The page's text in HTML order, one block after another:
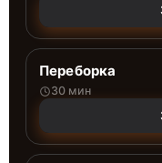
Переборка
30 мин